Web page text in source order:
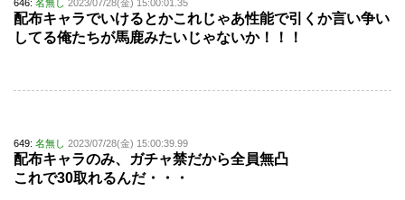
646: 名無し 2023/07/28(金) 15:00:01.35
配布キャラでいけるとかこれじゃあ性能で引くか言い争い
してる俺たちが馬鹿みたいじゃないか！！！
649: 名無し 2023/07/28(金) 15:00:39.99
配布キャラのみ、ガチャ禁だから全員無凸
これで30取れるんだ・・・